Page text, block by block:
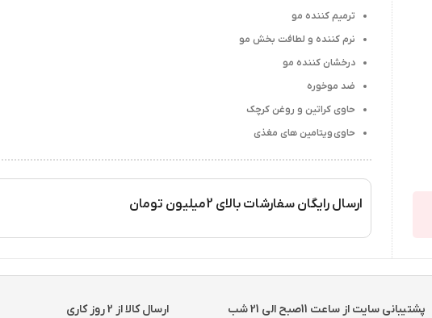
ترمیم کننده مو
نرم کننده و لطافت بخش مو
درخشان کننده مو
ضد موخوره
حاوی کراتین و روغن کرچک
حاوی ویتامین های مغذی
ارسال رایگان سفارشات بالای 2میلیون تومان
پشتیبانی سایت از ساعت 11صبح الی 21 شب ارسال کالا از 2 روز کاری